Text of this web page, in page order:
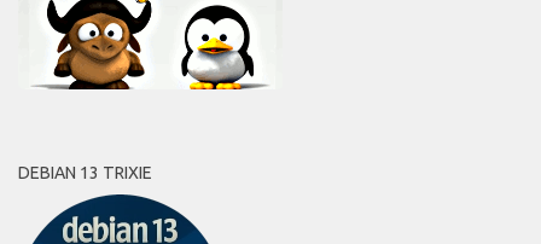
DEBIAN 13 TRIXIE